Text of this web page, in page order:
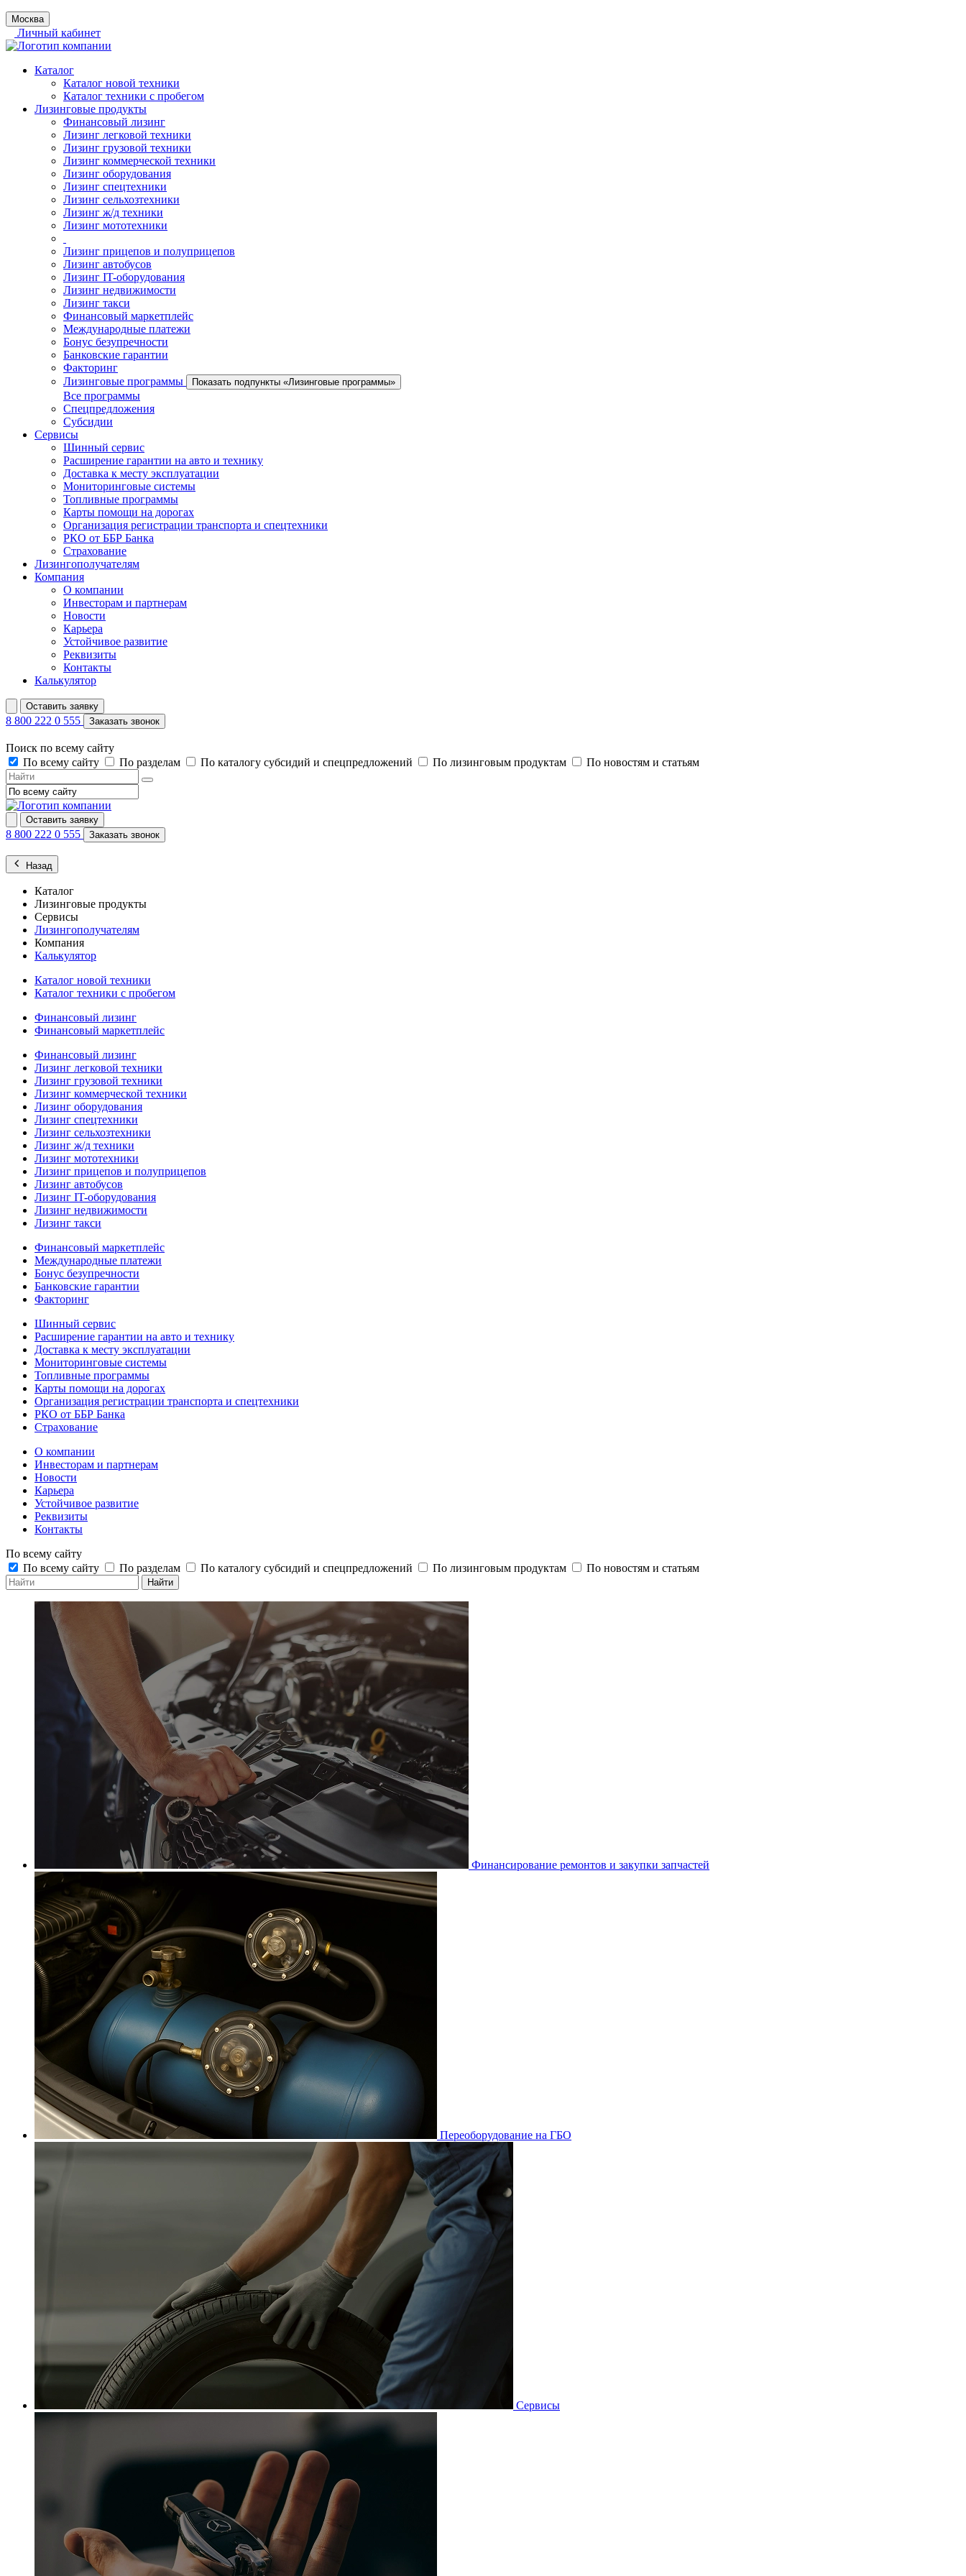
Москва
Личный кабинет
Каталог
Каталог новой техники
Каталог техники с пробегом
Лизинговые продукты
Финансовый лизинг
Лизинг легковой техники
Лизинг грузовой техники
Лизинг коммерческой техники
Лизинг оборудования
Лизинг спецтехники
Лизинг сельхозтехники
Лизинг ж/д техники
Лизинг мототехники
Лизинг прицепов и полуприцепов
Лизинг автобусов
Лизинг IT-оборудования
Лизинг недвижимости
Лизинг такси
Финансовый маркетплейс
Международные платежи
Бонус безупречности
Банковские гарантии
Факторинг
Лизинговые программы
Показать подпункты «Лизинговые программы»
Все программы
Спецпредложения
Субсидии
Сервисы
Шинный сервис
Расширение гарантии на авто и технику
Доставка к месту эксплуатации
Мониторинговые системы
Топливные программы
Карты помощи на дорогах
Организация регистрации транспорта и спецтехники
РКО от ББР Банка
Страхование
Лизингополучателям
Компания
О компании
Инвесторам и партнерам
Новости
Карьера
Устойчивое развитие
Реквизиты
Контакты
Калькулятор
Оставить заявку
8 800 222 0 555 Заказать звонок
Поиск по всему сайту
По всему сайту
По разделам По каталогу субсидий и спецпредложений По лизинговым продуктам По новостям и статьям
Оставить заявку
8 800 222 0 555 Заказать звонок
Назад
Каталог
Лизинговые продукты
Сервисы
Лизингополучателям
Компания
Калькулятор
Каталог новой техники
Каталог техники с пробегом
Финансовый лизинг
Финансовый маркетплейс
Финансовый лизинг
Лизинг легковой техники
Лизинг грузовой техники
Лизинг коммерческой техники
Лизинг оборудования
Лизинг спецтехники
Лизинг сельхозтехники
Лизинг ж/д техники
Лизинг мототехники
Лизинг прицепов и полуприцепов
Лизинг автобусов
Лизинг IT-оборудования
Лизинг недвижимости
Лизинг такси
Финансовый маркетплейс
Международные платежи
Бонус безупречности
Банковские гарантии
Факторинг
Шинный сервис
Расширение гарантии на авто и технику
Доставка к месту эксплуатации
Мониторинговые системы
Топливные программы
Карты помощи на дорогах
Организация регистрации транспорта и спецтехники
РКО от ББР Банка
Страхование
О компании
Инвесторам и партнерам
Новости
Карьера
Устойчивое развитие
Реквизиты
Контакты
По всему сайту
По всему сайту
По разделам По каталогу субсидий и спецпредложений По лизинговым продуктам По новостям и статьям
Найти
Финансирование ремонтов и закупки запчастей
Переоборудование на ГБО
Сервисы